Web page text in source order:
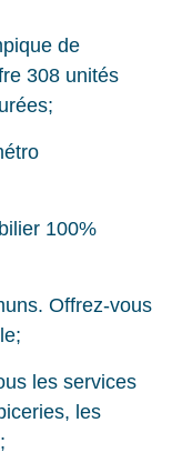
de
308 unités
100%
Offrez-vous
les services
les